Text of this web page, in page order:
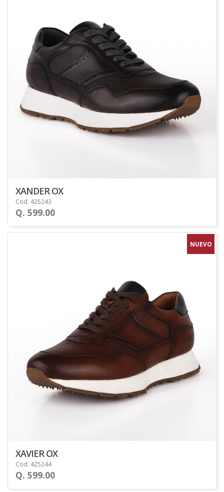
XANDER OX
Cod. 425243
Q. 599.00
NUEVO
XAVIER OX
Cod. 425244
Q. 599.00